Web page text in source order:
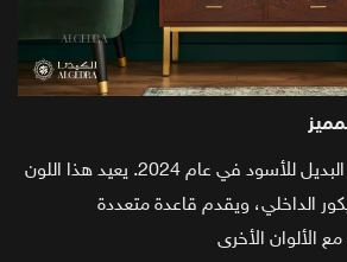
يعتبر البني اللون الجديد البديل للأسود في عام 2024. يعيد هذا اللون
الداخلي، ويقدم قاعدة متعددة